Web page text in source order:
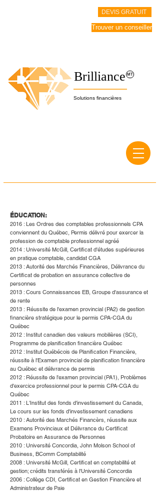
DEVIS GRATUIT
Brilliance
Solutions financières
MT
Trouver un conseiller
ÉDUCATION:
2016 : Les Ordres des comptables professionnels CPA
conviennent du Québec, Permis délivré pour exercer la
profession de comptable professionnel agréé
2014 : Université McGill, Certificat d'études supérieures
en pratique comptable, candidat CGA
2013 : Autorité des Marchés Financières, Délivrance du
Certificat de probation en assurance collective de
personnes
2013 : Cours Connaissances EB, Groupe d'assurance et
de rente
2013 : Réussite de l'examen provincial (PA2) de gestion
financière stratégique pour le permis CPA-CGA du
Québec
2012 : Institut canadien des valeurs mobilières (SCI),
Programme de planification financière Québec
2012 : Institut Québécois de Planification Financière,
réussite à l'Examen provincial de planification financière
au Québec et délivrance de permis
2012 : Réussite de l'examen provincial (PA1), Problèmes
d'exercice professionnel pour le permis CPA-CGA du
Québec
2011 : L'Institut des fonds d'investissement du Canada,
Le cours sur les fonds d'investissement canadiens
2010 : Autorité des Marchés Financèrs, réussite aux
Examens Provinciaux et Délivrance du Certificat
Probatoire en Assurance de Personnes
2010 : Université Concordia, John Molson School of
Business, BComm Comptabilité
2008 : Université McGill, Certificat en comptabilité et
gestion; crédits transférés à l'Université Concordia
2006 : Collège CDI, Certificat en Gestion Financière et
Administrateur de Paie